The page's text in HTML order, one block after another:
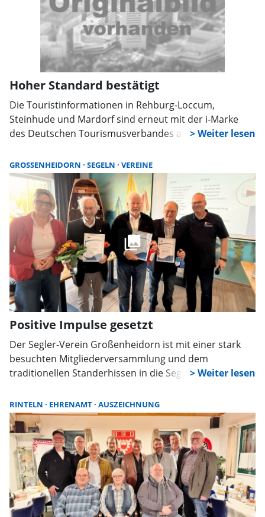
Hoher Standard bestätigt
Die Touristinformationen in Rehburg-Loccum,
Steinhude und Mardorf sind erneut mit der i‑Marke
des Deutschen Tourismusverbandes ausgezeichnet
umfassende Beratung und ein konstant starkes
Angebot für Gäste der Region.
GROSSENHEIDORN SEGELN VEREINE
Positive Impulse gesetzt
Der Segler-Verein Großenheidorn ist mit einer stark
besuchten Mitgliederversammlung und dem
traditionellen Standerhissen in die Segelsaison 2026
Bekenntnis zum Klimaschutz prägten den Auftakt in
dieses Jahr.
RINTELN EHRENAMT AUSZEICHNUNG